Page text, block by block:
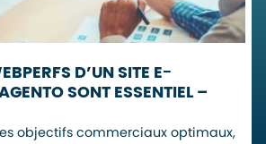
D’UN SITE E-
SONT ESSENTIEL –
objectifs commerciaux optimaux,